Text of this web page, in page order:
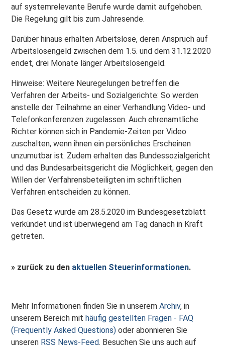
auf systemrelevante Berufe wurde damit aufgehoben.
Die Regelung gilt bis zum Jahresende.
Darüber hinaus erhalten Arbeitslose, deren Anspruch auf
Arbeitslosengeld zwischen dem 1.5. und dem 31.12.2020
endet, drei Monate länger Arbeitslosengeld.
Hinweise: Weitere Neuregelungen betreffen die
Verfahren der Arbeits- und Sozialgerichte: So werden
anstelle der Teilnahme an einer Verhandlung Video- und
Telefonkonferenzen zugelassen. Auch ehrenamtliche
Richter können sich in Pandemie-Zeiten per Video
zuschalten, wenn ihnen ein persönliches Erscheinen
unzumutbar ist. Zudem erhalten das Bundessozialgericht
und das Bundesarbeitsgericht die Möglichkeit, gegen den
Willen der Verfahrensbeteiligten im schriftlichen
Verfahren entscheiden zu können.
Das Gesetz wurde am 28.5.2020 im Bundesgesetzblatt
verkündet und ist überwiegend am Tag danach in Kraft
getreten.
» zurück zu den aktuellen Steuerinformationen.
Mehr Informationen finden Sie in unseremArchiv, in
unserem Bereich mithäufig gestellten Fragen - FAQ
(Frequently Asked Questions) oder abonnieren Sie
unseren RSS News-Feed. Besuchen Sie uns auch auf